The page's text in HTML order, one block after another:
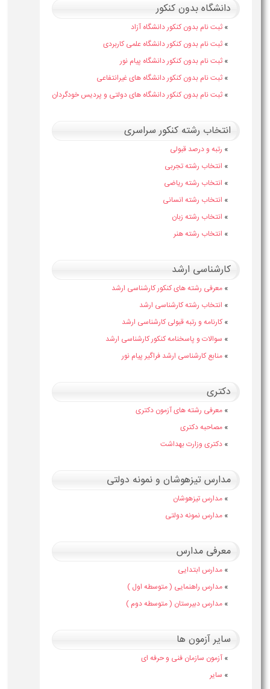
دانشگاه بدون کنکور
» ثبت نام بدون کنکور دانشگاه آزاد
» ثبت نام بدون کنکور دانشگاه علمی کاربردی
» ثبت نام بدون کنکور دانشگاه پیام نور
» ثبت نام بدون کنکور دانشگاه های غیرانتفاعی
» ثبت نام بدون کنکور دانشگاه های دولتی و پردیس خودگردان
انتخاب رشته کنکور سراسری
» رتبه و درصد قبولی
» انتخاب رشته تجربی
» انتخاب رشته ریاضی
» انتخاب رشته انسانی
» انتخاب رشته زبان
» انتخاب رشته هنر
کارشناسی ارشد
» معرفی رشته های کنکور کارشناسی ارشد
» انتخاب رشته کارشناسی ارشد
» کارنامه و رتبه قبولی کارشناسی ارشد
» سوالات و پاسخنامه کنکور کارشناسی ارشد
» منابع کارشناسی ارشد فراگیر پیام نور
دکتری
» معرفی رشته های آزمون دکتری
» مصاحبه دکتری
» دکتری وزارت بهداشت
مدارس تیزهوشان و نمونه دولتی
» مدارس تیزهوشان
» مدارس نمونه دولتی
معرفی مدارس
» مدارس ابتدایی
» مدارس راهنمایی ( متوسطه اول )
» مدارس دبیرستان ( متوسطه دوم )
سایر آزمون ها
» آزمون سازمان فنی و حرفه ای
» سایر